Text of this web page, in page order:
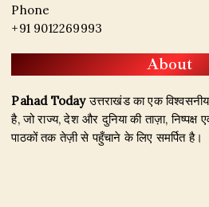
Phone
+91 9012269993
About
Pahad Todayउत्तराखंड का एक
है, जो राज्य, देश और दुनिया की ताज़ा,
पाठकों तक तेज़ी से पहुँचाने के लिए समर्पित है।